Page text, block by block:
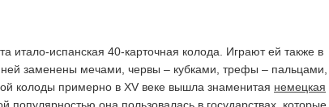
итало-испанская 40-карточная колода. Играют ей также в
заменены мечами, червы – кубками, трефы – пальцами,
колоды примерно в XV веке вышла знаменитая немецкая